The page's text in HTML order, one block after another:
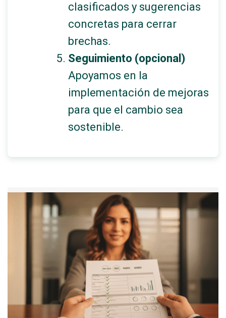
clasificados y sugerencias
concretas para cerrar
brechas.
Seguimiento (opcional)
Apoyamos en la
implementación de mejoras
para que el cambio sea
sostenible.